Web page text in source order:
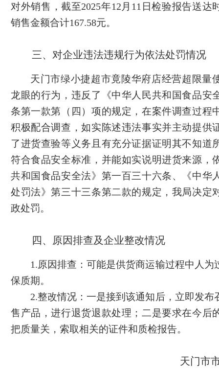
对外销售，截至2025年12月11日检验报告送达
销售金额合计167.58元。
三、对企业违法违规行为依法处罚情况
天门市绿小捷超市竟陵华府店经营超限量
龙眼的行为，违反了《中华人民共和国食品安
条第一款第（四）项的规定，在案件调查过程
积极配合调查，如实陈述违法事实并主动提供
了进货查验等义务且有充分证据证明其不知道
符合食品安全标准，并能如实说明进货来源，
共和国食品安全法》第一百三十六条、《中华
处罚法》第三十三条第二款的规定，我局决定
政处罚。
四、原因排查及企业整改情况
1.原因排查：可能是供货商运输过程中人为
保质期。
2.整改情况：一是接到该通知后，立即发布
售产品，进行退货退款处理；二是要求在今后
把质量关，索取相关的证件和质检报告。
天门市